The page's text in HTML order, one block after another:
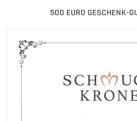
500 EURO GESCHENK-